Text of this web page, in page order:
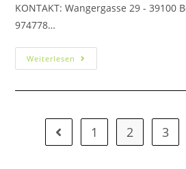
KONTAKT: Wangergasse 29 - 39100
974778…
Weiterlesen
1 2 3